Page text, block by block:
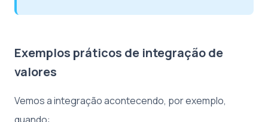
Exemplos práticos de integração de
valores
Vemos a integração acontecendo, por exemplo,
quando: